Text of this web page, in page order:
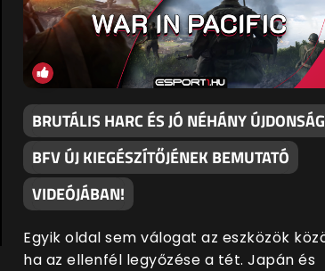
BRUTÁLIS HARC ÉS JÓ NÉHÁNY
BFV ÚJ KIEGÉSZÍTŐJÉNEK BEMUTATÓ
VIDEÓJÁBAN!
Egyik oldal sem válogat az eszközök
ha az ellenfél legyőzése a tét. Japán és